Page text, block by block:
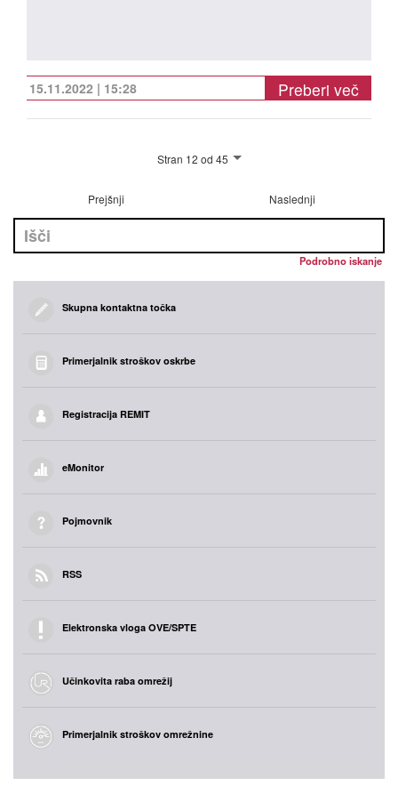
15.11.2022 | 15:28 Preberi več
Stran 12 od 45
Prejšnji Naslednji
Podrobno iskanje
Skupna kontaktna točka
Primerjalnik stroškov oskrbe
Registracija REMIT
eMonitor
Pojmovnik
RSS
Elektronska vloga OVE/SPTE
Učinkovita raba omrežij
Primerjalnik stroškov omrežnine